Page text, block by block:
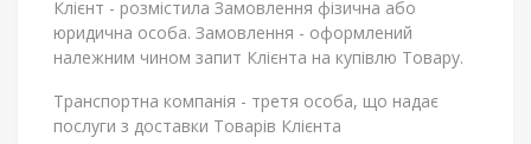
Клієнт - розмістила Замовлення фізична або
юридична особа. Замовлення - оформлений
належним чином запит Клієнта на купівлю Товару.
Транспортна компанія - третя особа, що надає
послуги з доставки Товарів Клієнта